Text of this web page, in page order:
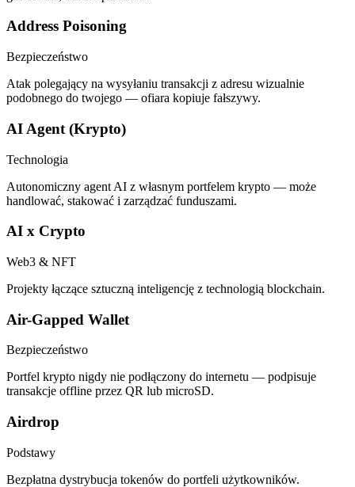
Address Poisoning
Bezpieczeństwo
Atak polegający na wysyłaniu transakcji z adresu wizualnie
podobnego do twojego — ofiara kopiuje fałszywy.
AI Agent (Krypto)
Technologia
Autonomiczny agent AI z własnym portfelem krypto — może
handlować, stakować i zarządzać funduszami.
AI x Crypto
Web3 & NFT
Projekty łączące sztuczną inteligencję z technologią blockchain.
Air-Gapped Wallet
Bezpieczeństwo
Portfel krypto nigdy nie podłączony do internetu — podpisuje
transakcje offline przez QR lub microSD.
Airdrop
Podstawy
Bezpłatna dystrybucja tokenów do portfeli użytkowników.